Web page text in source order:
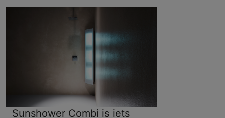
Sunshower Combi is iets